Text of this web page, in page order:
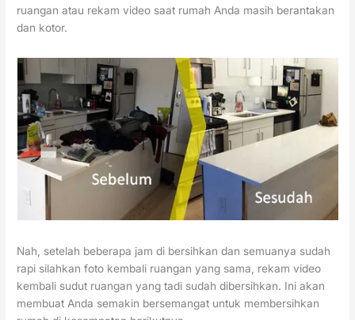
ruangan atau rekam video saat rumah Anda masih berantakan
dan kotor.
Nah, setelah beberapa jam di bersihkan dan semuanya sudah
rapi silahkan foto kembali ruangan yang sama, rekam video
kembali sudut ruangan yang tadi sudah dibersihkan. Ini akan
membuat Anda semakin bersemangat untuk membersihkan